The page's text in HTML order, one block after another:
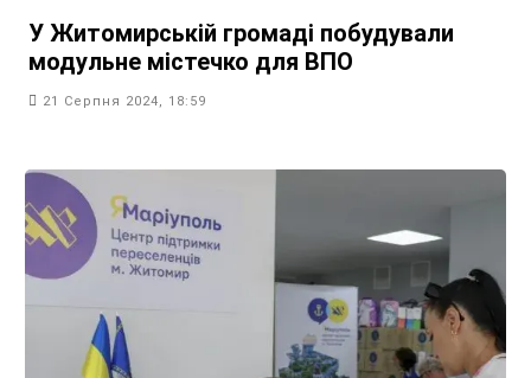
У Житомирській громаді побудували
модульне містечко для ВПО
21 Серпня 2024, 18:59